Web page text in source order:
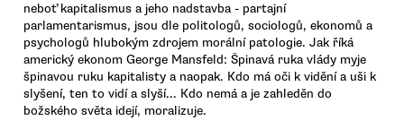
neboť kapitalismus a jeho nadstavba - partajní
parlamentarismus, jsou dle politologů, sociologů, ekonomů a
psychologů hlubokým zdrojem morální patologie. Jak říká
americký ekonom George Mansfeld: Špinavá ruka vlády myje
špinavou ruku kapitalisty a naopak. Kdo má oči k vidění a uši k
slyšení, ten to vidí a slyší... Kdo nemá a je zahleděn do
božského světa idejí, moralizuje.